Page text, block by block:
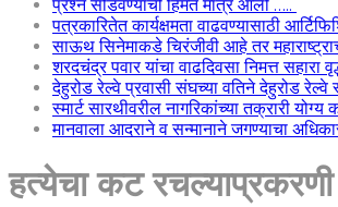
प्रश्न सोडवण्याची हिमंत मात्र आली …..
पत्रकारितेत कार्यक्षमता वाढवण्यासाठी
साऊथ सिनेमाकडे चिरंजीवी आहे तर
शरदचंद्र पवार यांचा वाढदिवसा निमत्त सहारा
देहुरोड रेल्वे प्रवासी संघच्या वतिने देहुरोड
स्मार्ट सारथीवरील नागरिकांच्या तक्रारी
मानवाला आदराने व सन्मानाने जगण्याचा
हत्येचा कट